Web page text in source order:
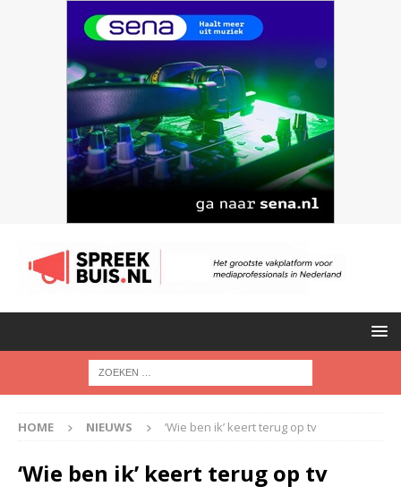
HOME NIEUWS ‘Wie ben ik’ keert terug op tv
‘Wie ben ik’ keert terug op tv